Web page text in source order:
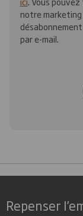
notre
par e-mail.
Repenser